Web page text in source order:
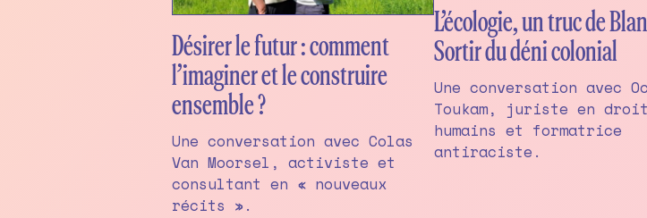
Désirer le futur : comment
l’imaginer et le construire
ensemble ?
Une conversation avec Colas
Van Moorsel, activiste et
consultant en « nouveaux
récits ».
L’écologie, un truc de
Sortir du déni colonial
Une conversation avec
Toukam, juriste en
humains et formatrice
antiraciste.